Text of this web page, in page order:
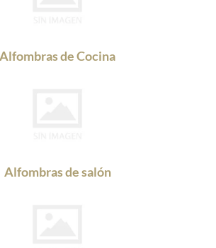
Alfombras de Cocina
Alfombras de salón